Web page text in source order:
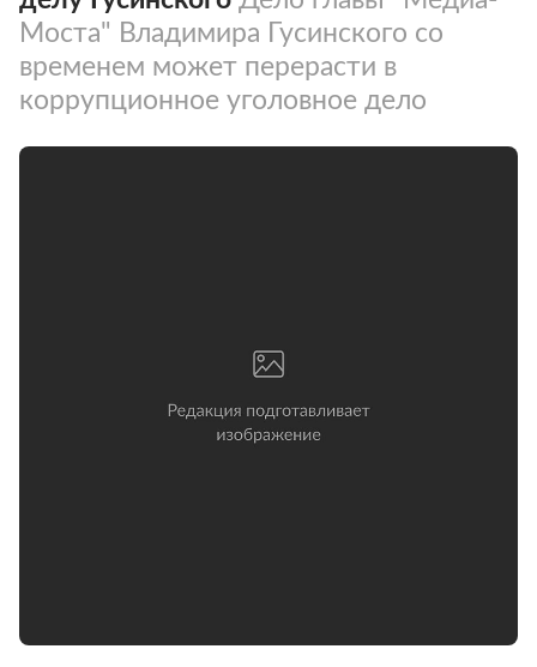
Моста" Владимира Гусинского со
временем может перерасти в
коррупционное уголовное дело